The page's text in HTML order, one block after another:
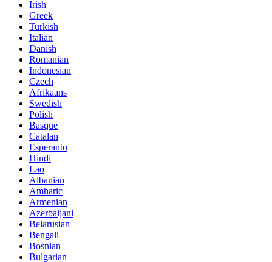
Irish
Greek
Turkish
Italian
Danish
Romanian
Indonesian
Czech
Afrikaans
Swedish
Polish
Basque
Catalan
Esperanto
Hindi
Lao
Albanian
Amharic
Armenian
Azerbaijani
Belarusian
Bengali
Bosnian
Bulgarian